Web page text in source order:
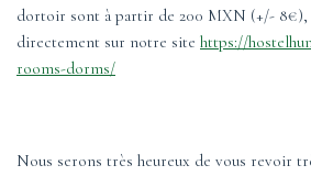
dortoir sont à partir de 200 MXN (+/- 8€),
directement sur notre site https://
rooms-dorms/
Nous serons très heureux de vous revoir